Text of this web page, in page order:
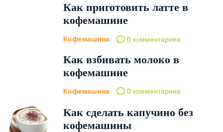
Как приготовить латте в
кофемашине
Кофемашина 0 комментариев
Как взбивать молоко в
кофемашине
Кофемашина 0 комментариев
Как сделать капучино без
кофемашины